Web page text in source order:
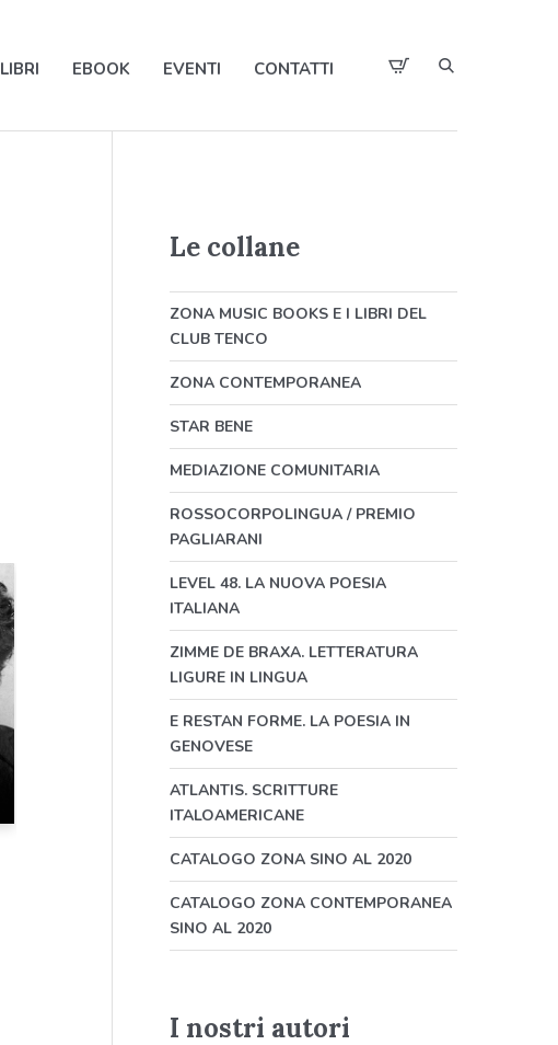
LIBRI EBOOK EVENTI CONTATTI
Le collane
ZONA MUSIC BOOKS E I LIBRI DEL
CLUB TENCO
ZONA CONTEMPORANEA
STAR BENE
MEDIAZIONE COMUNITARIA
ROSSOCORPOLINGUA / PREMIO
PAGLIARANI
LEVEL 48. LA NUOVA POESIA
ITALIANA
ZIMME DE BRAXA. LETTERATURA
LIGURE IN LINGUA
E RESTAN FORME. LA POESIA IN
GENOVESE
ATLANTIS. SCRITTURE
ITALOAMERICANE
CATALOGO ZONA SINO AL 2020
CATALOGO ZONA CONTEMPORANEA
SINO AL 2020
I nostri autori